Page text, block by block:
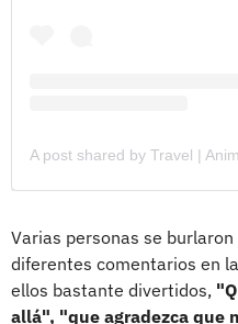
Varias personas se
diferentes comentarios en
ellos bastante divertidos,
allá", "que agradezca que